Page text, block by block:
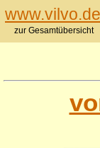
www.vilvo.de
zur Gesamtübersicht